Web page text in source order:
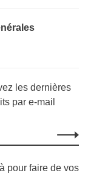
les dernières
par e-mail
pour faire de vos